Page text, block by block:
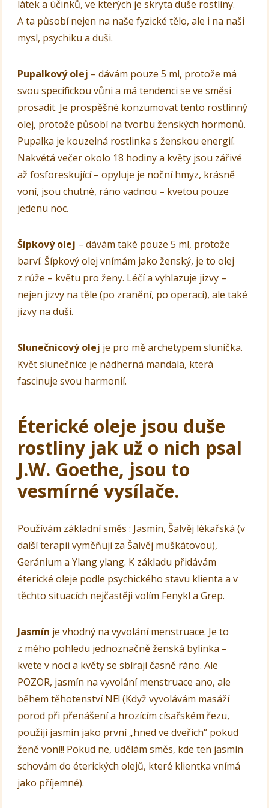
látek a účinků, ve kterých je skryta duše rostliny.
A ta působí nejen na naše fyzické tělo, ale i na naši
mysl, psychiku a duši.
Pupalkový olej – dávám pouze 5 ml, protože má
svou specifickou vůni a má tendenci se ve směsi
prosadit. Je prospěšné konzumovat tento rostlinný
olej, protože působí na tvorbu ženských hormonů.
Pupalka je kouzelná rostlinka s ženskou energií.
Nakvétá večer okolo 18 hodiny a květy jsou zářivé
až fosforeskující – opyluje je noční hmyz, krásně
voní, jsou chutné, ráno vadnou – kvetou pouze
jedenu noc.
Šípkový olej – dávám také pouze 5 ml, protože
barví. Šípkový olej vnímám jako ženský, je to olej
z růže – květu pro ženy. Léčí a vyhlazuje jizvy –
nejen jizvy na těle (po zranění, po operaci), ale také
jizvy na duši.
Slunečnicový olej je pro mě archetypem sluníčka.
Květ slunečnice je nádherná mandala, která
fascinuje svou harmonií.
Éterické oleje jsou duše
rostliny jak už o nich psal
J.W. Goethe, jsou to
vesmírné vysílače.
Používám základní směs : Jasmín, Šalvěj lékařská (v
další terapii vyměňuji za Šalvěj muškátovou),
Geránium a Ylang ylang. K základu přidávám
éterické oleje podle psychického stavu klienta a v
těchto situacích nejčastěji volím Fenykl a Grep.
Jasmín je vhodný na vyvolání menstruace. Je to
z mého pohledu jednoznačně ženská bylinka –
kvete v noci a květy se sbírají časně ráno. Ale
POZOR, jasmín na vyvolání menstruace ano, ale
během těhotenství NE! (Když vyvolávám masáží
porod při přenášení a hrozícím císařském řezu,
použiji jasmín jako první „hned ve dveřích“ pokud
ženě voní!! Pokud ne, udělám směs, kde ten jasmín
schovám do éterických olejů, které klientka vnímá
jako příjemné).